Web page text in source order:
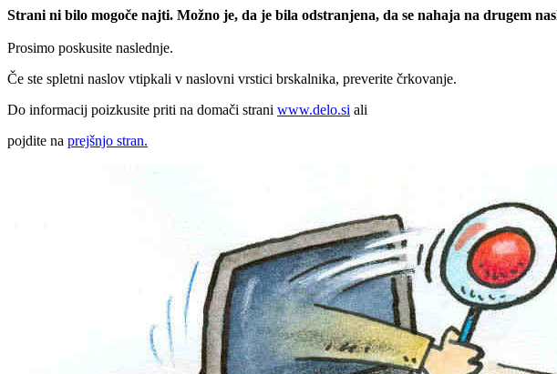
Strani ni bilo mogoče najti. Možno je, da je bila odstranjena, da se nahaja na drugem
Prosimo poskusite naslednje.
Če ste spletni naslov vtipkali v naslovni vrstici brskalnika, preverite črkovanje.
Do informacij poizkusite priti na domači strani www.delo.si ali
pojdite na prejšnjo stran.